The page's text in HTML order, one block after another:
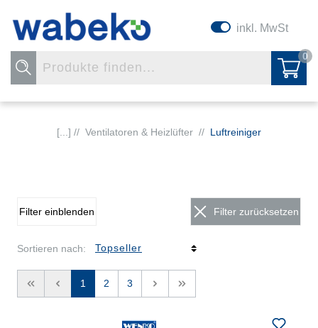
inkl. MwSt
0
[...] // Ventilatoren & Heizlüfter // Luftreiniger
Filter einblenden Filter zurücksetzen
Sortieren nach:
<< < 1 2 3 > >>